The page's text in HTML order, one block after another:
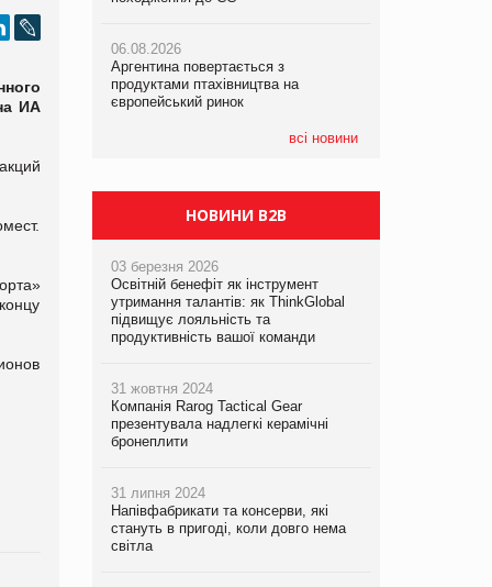
ИА
06.08.2026
Аргентина повертається з
продуктами птахівництва на
європейський ринок
всі новини
05.08.2026
Смачне поповнення дитячого меню:
у VARUS з’явилися новинки від ТМ
ТОКЕРИ
хлібобулочні вироби на
PrivateLabel&FMCG Master 2026
06.08.2026
Аргентина повертається з
продуктами птахівництва на
європейський ринок
НОВИНИ B2B
03 березня 2026
Освітній бенефіт як інструмент
утримання талантів: як ThinkGlobal
підвищує лояльність та
продуктивність вашої команди
31 жовтня 2024
Компанія Rarog Tactical Gear
презентувала надлегкі керамічні
бронеплити
31 липня 2024
Напівфабрикати та консерви, які
стануть в пригоді, коли довго нема
світла